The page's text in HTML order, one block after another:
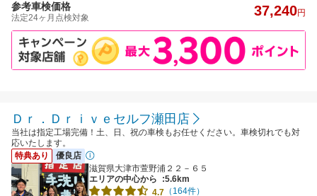
参考車検価格
法定24ヶ月点検対象 37,240円
Ｄｒ．Ｄｒｉｖｅセルフ瀬田店
当社は指定工場完備！土、日、祝の車検もお任せください。車検切れでも対
応いたします。
特典あり
優良店
滋賀県大津市萱野浦２２－６５
エリアの中心から
:5.6km
4.7 （164件）